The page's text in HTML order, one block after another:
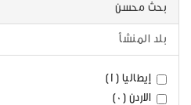
بحث محسن
بلد المنشأ
إيطاليا (1)
الاردن (0)